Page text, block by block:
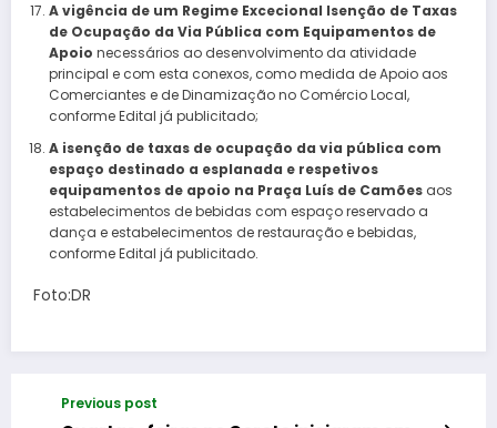
A vigência de um Regime Excecional Isenção de Taxas
de Ocupação da Via Pública com Equipamentos de
Apoio necessários ao desenvolvimento da atividade
principal e com esta conexos, como medida de Apoio aos
Comerciantes e de Dinamização no Comércio Local,
conforme Edital já publicitado;
A isenção de taxas de ocupação da via pública com
espaço destinado a esplanada e respetivos
equipamentos de apoio na Praça Luís de Camõesaos
estabelecimentos de bebidas com espaço reservado a
dança e estabelecimentos de restauração e bebidas,
conforme Edital já publicitado.
Foto:DR
Previous post